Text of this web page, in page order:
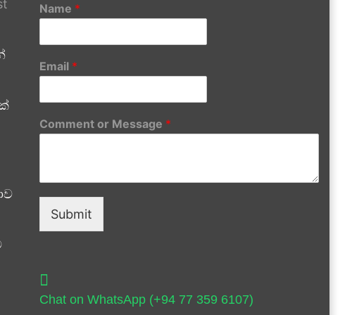
Name *
Email *
Comment or Message *
Submit
Chat on WhatsApp (+94 77 359 6107)